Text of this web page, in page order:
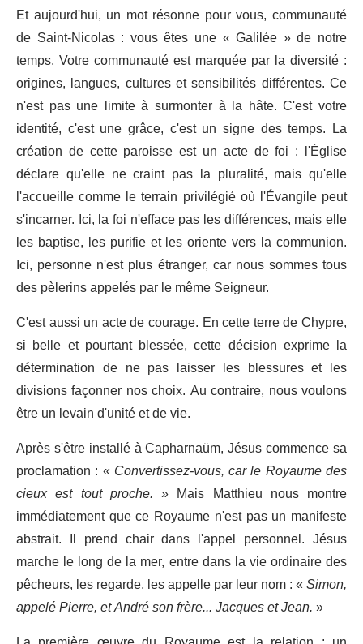
Et aujourd'hui, un mot résonne pour vous, communauté
de Saint-Nicolas : vous êtes une « Galilée » de notre
temps. Votre communauté est marquée par la diversité :
origines, langues, cultures et sensibilités différentes. Ce
n'est pas une limite à surmonter à la hâte. C'est votre
identité, c'est une grâce, c'est un signe des temps. La
création de cette paroisse est un acte de foi : l'Église
déclare qu'elle ne craint pas la pluralité, mais qu'elle
l'accueille comme le terrain privilégié où l'Évangile peut
s'incarner. Ici, la foi n'efface pas les différences, mais elle
les baptise, les purifie et les oriente vers la communion.
Ici, personne n'est plus étranger, car nous sommes tous
des pèlerins appelés par le même Seigneur.
C'est aussi un acte de courage. En cette terre de Chypre,
si belle et pourtant blessée, cette décision exprime la
détermination de ne pas laisser les blessures et les
divisions façonner nos choix. Au contraire, nous voulons
être un levain d'unité et de vie.
Après s'être installé à Capharnaüm, Jésus commence sa
proclamation : « Convertissez-vous, car le Royaume des
cieux est tout proche. » Mais Matthieu nous montre
immédiatement que ce Royaume n'est pas un manifeste
abstrait. Il prend chair dans l'appel personnel. Jésus
marche le long de la mer, entre dans la vie ordinaire des
pêcheurs, les regarde, les appelle par leur nom : «Simon,
appelé Pierre, et André son frère... Jacques et Jean.»